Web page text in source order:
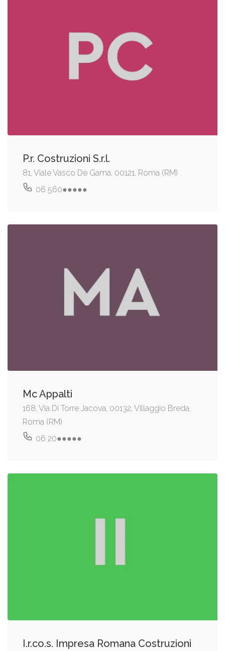
P.r. Costruzioni S.r.l.
81, Viale Vasco De Gama, 00121, Roma (RM)
06 560●●●●●
Mc Appalti
168, Via Di Torre Jacova, 00132, Villaggio Breda,
Roma (RM)
06 20●●●●●
I.r.co.s. Impresa Romana Costruzioni